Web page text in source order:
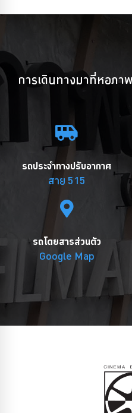
การเดินทางมาที่หอภ
รถประจำทางปรับอากาศ
สาย 515
รถโดยสารส่วนตัว
Google Map